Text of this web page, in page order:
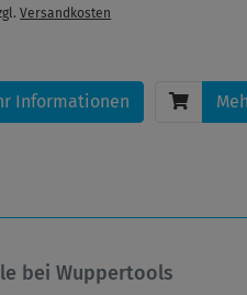
Versandkosten
Informationen
bei Wuppertools